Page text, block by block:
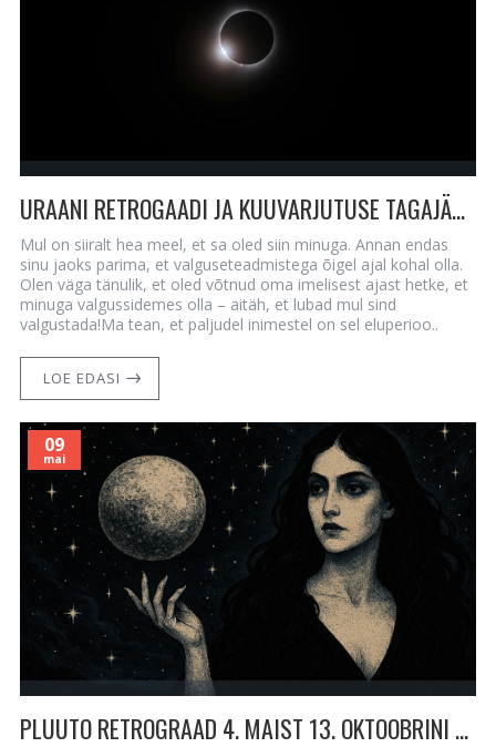
URAANI RETROGAADI JA KUUVARJUTUSE TAGAJÄRJEL AVANENUD ENERGIAD
Mul on siiralt hea meel, et sa oled siin minuga. Annan endas
sinu jaoks parima, et valguseteadmistega õigel ajal kohal olla.
Olen väga tänulik, et oled võtnud oma imelisest ajast hetke, et
minuga valgussidemes olla – aitäh, et lubad mul sind
valgustada!Ma tean, et paljudel inimestel on sel eluperioo..
LOE EDASI
09
mai
PLUUTO RETROGRAAD 4. MAIST 13. OKTOOBRINI – SISEMAAILMA TERVENEMINE JA 6 AASTA TEEKONNA KINNITAMINE